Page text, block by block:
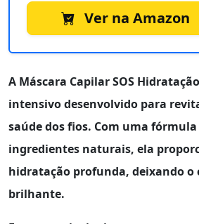
Ver na Amazon
A Máscara Capilar SOS Hidratação
intensivo desenvolvido para
saúde dos fios. Com uma
ingredientes naturais, ela
hidratação profunda, deixando o
brilhante.